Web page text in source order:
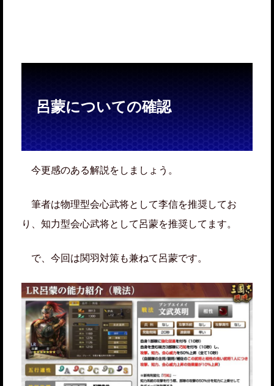
呂蒙についての確認
今更感のある解説をしましょう。
筆者は物理型会心武将として李信を推奨してお
り、知力型会心武将として呂蒙を推奨してます。
で、今回は関羽対策も兼ねて呂蒙です。